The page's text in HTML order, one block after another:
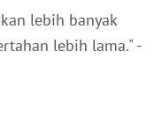
lebih banyak
lebih lama." -